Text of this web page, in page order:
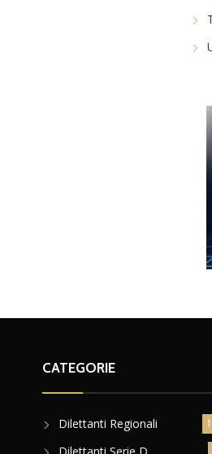
CATEGORIE
Dilettanti Regionali